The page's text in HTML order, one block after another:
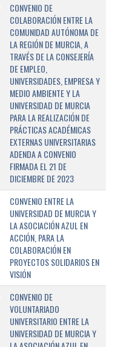
CONVENIO DE
COLABORACIÓN ENTRE LA
COMUNIDAD AUTÓNOMA DE
LA REGIÓN DE MURCIA, A
TRAVÉS DE LA CONSEJERÍA
DE EMPLEO,
UNIVERSIDADES, EMPRESA Y
MEDIO AMBIENTE Y LA
UNIVERSIDAD DE MURCIA
PARA LA REALIZACIÓN DE
PRÁCTICAS ACADÉMICAS
EXTERNAS UNIVERSITARIAS
ADENDA A CONVENIO
FIRMADA EL 21 DE
DICIEMBRE DE 2023
CONVENIO ENTRE LA
UNIVERSIDAD DE MURCIA Y
LA ASOCIACIÓN AZUL EN
ACCIÓN, PARA LA
COLABORACIÓN EN
PROYECTOS SOLIDARIOS EN
VISIÓN
CONVENIO DE
VOLUNTARIADO
UNIVERSITARIO ENTRE LA
UNIVERSIDAD DE MURCIA Y